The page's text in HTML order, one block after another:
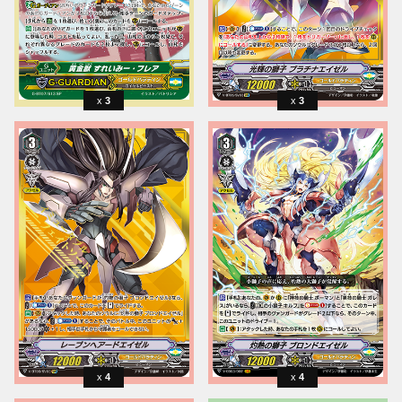
3 3
4 4